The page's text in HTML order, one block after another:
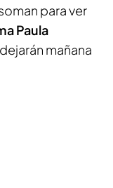
para ver
Paula
mañana